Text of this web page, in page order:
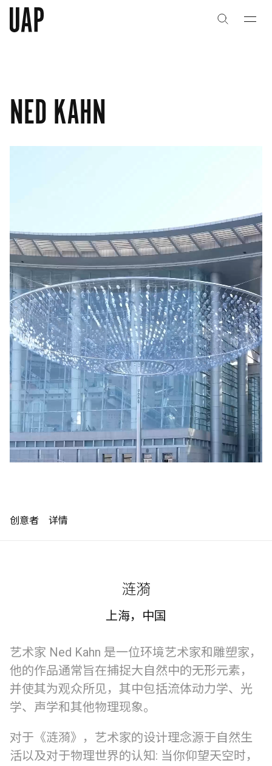
团队与文化
能力
艺术咨询
制作工厂
艺术品保护部门
创新计划
刊物
Shop
NED KAHN
团队与文化
能力
艺术咨询
制作工厂
艺术品保护部门
创新计划
刊物
Shop
English 中文
创意者 详情
涟漪
上海，中国
艺术家 Ned Kahn 是一位环境艺术家和雕塑家，
他的作品通常旨在捕捉大自然中的无形元素，
并使其为观众所见，其中包括流体动力学、光
学、声学和其他物理现象。
对于《涟漪》，艺术家的设计理念源于自然生
活以及对于物理世界的认知: 当你仰望天空时，